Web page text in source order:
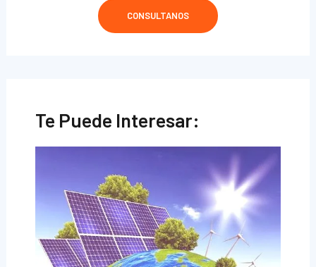
CONSULTANOS
Te Puede Interesar: